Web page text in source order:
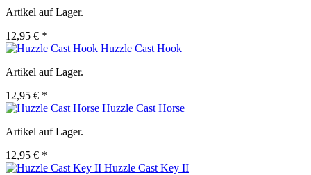
Artikel auf Lager.
12,95 € *
Huzzle Cast Hook
Artikel auf Lager.
12,95 € *
Huzzle Cast Horse
Artikel auf Lager.
12,95 € *
Huzzle Cast Key II